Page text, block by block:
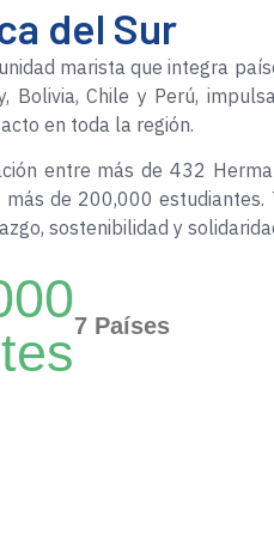
del Sur
marista que integra
Bolivia, Chile y Perú,
en toda la región.
entre más de 432
de 200,000 estudiantes.
sostenibilidad y
7 Países